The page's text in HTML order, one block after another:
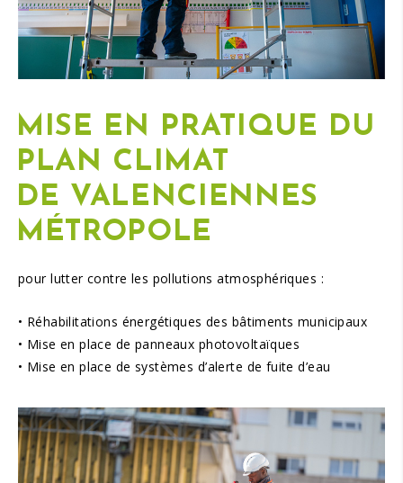
MISE EN PRATIQUE DU
PLAN CLIMAT
DE VALENCIENNES
MÉTROPOLE
pour lutter contre les pollutions atmosphériques :
• Réhabilitations énergétiques des bâtiments municipaux
• Mise en place de panneaux photovoltaïques
• Mise en place de systèmes d’alerte de fuite d’eau